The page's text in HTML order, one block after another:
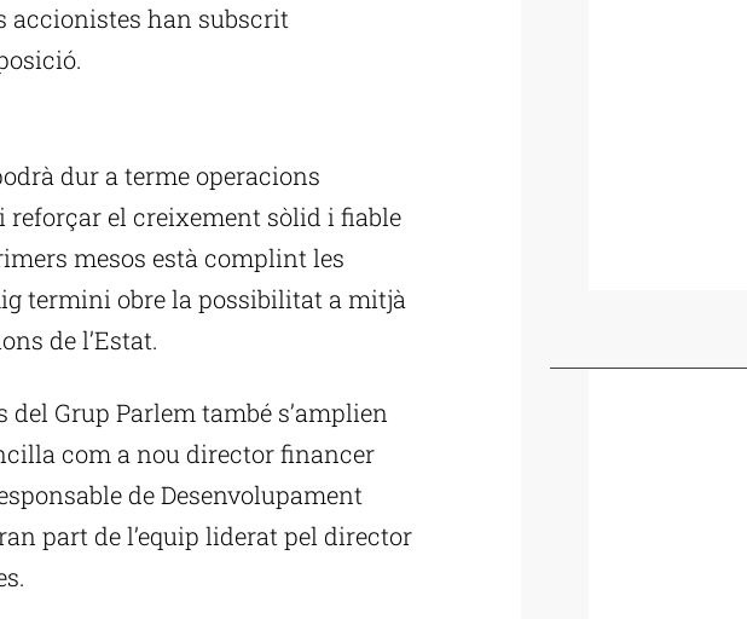
accionistes han subscrit
dur a terme operacions
el creixement sòlid i fiable
mesos està complint les
termini obre la possibilitat a mitjà
de l’Estat.
Grup Parlem també s’amplien
com a nou director financer
de Desenvolupament
part de l’equip liderat pel director